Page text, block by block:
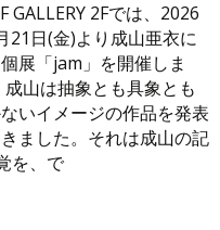
GALLERY 2Fでは、2026
21日(金)より成山亜衣に
展「jam」を開催しま
成山は抽象とも具象とも
いイメージの作品を発表
ました。それは成山の記
を、で